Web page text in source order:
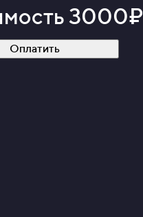
3000₽